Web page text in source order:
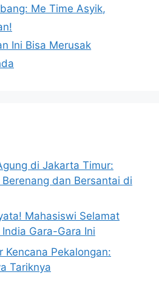
Me Time Asyik,
Ini Bisa Merusak
di Jakarta Timur:
dan Bersantai di
Mahasiswi Selamat
Gara-Gara Ini
Kencana Pekalongan:
Tariknya